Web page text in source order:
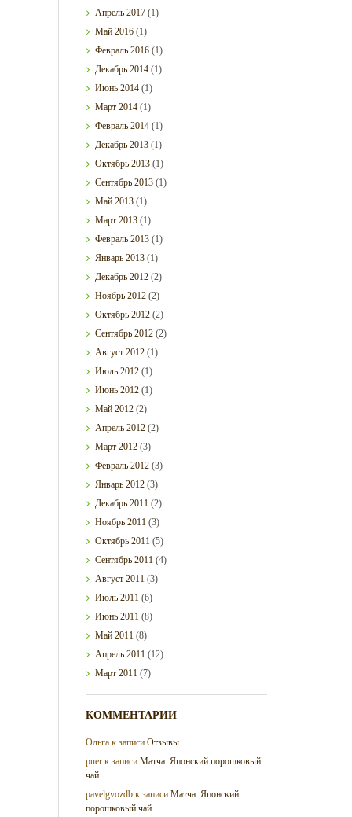
Апрель2017 (1)
Май2016 (1)
Февраль2016 (1)
Декабрь2014 (1)
Июнь2014 (1)
Март2014 (1)
Февраль2014 (1)
Декабрь2013 (1)
Октябрь2013 (1)
Сентябрь2013 (1)
Май2013 (1)
Март2013 (1)
Февраль2013 (1)
Январь2013 (1)
Декабрь2012 (2)
Ноябрь2012 (2)
Октябрь2012 (2)
Сентябрь2012 (2)
Август2012 (1)
Июль2012 (1)
Июнь2012 (1)
Май2012 (2)
Апрель2012 (2)
Март2012 (3)
Февраль2012 (3)
Январь2012 (3)
Декабрь2011 (2)
Ноябрь2011 (3)
Октябрь2011 (5)
Сентябрь2011 (4)
Август2011 (3)
Июль2011 (6)
Июнь2011 (8)
Май2011 (8)
Апрель2011 (12)
Март2011 (7)
КОММЕНТАРИИ
Ольга к записиОтзывы
puer к записиМатча. Японский порошковый
чай
pavelgvozdb к записиМатча. Японский
порошковый чай